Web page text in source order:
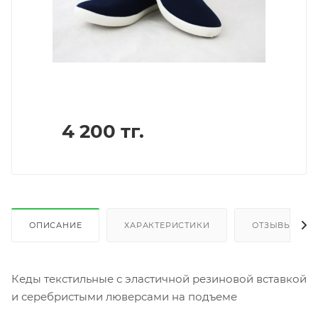
4 200 тг.
ОПИСАНИЕ ХАРАКТЕРИСТИКИ ОТЗЫВЫ
Кеды текстильные с эластичной резиновой вставкой
и серебристыми люверсами на подъеме